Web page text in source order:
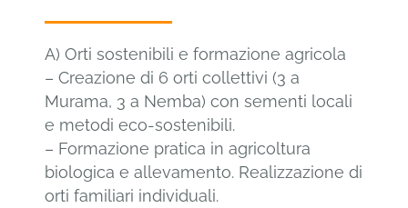
A) Orti sostenibili e formazione agricola
– Creazione di 6 orti collettivi (3 a
Murama, 3 a Nemba) con sementi locali
e metodi eco-sostenibili.
– Formazione pratica in agricoltura
biologica e allevamento. Realizzazione di
orti familiari individuali.